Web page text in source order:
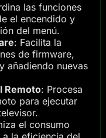
las funciones
el encendido y
del menú.
: Facilita la
de firmware,
añadiendo nuevas
Remoto: Procesa
para ejecutar
el consumo